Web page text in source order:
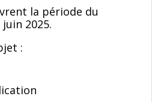
la période du
2025.
: